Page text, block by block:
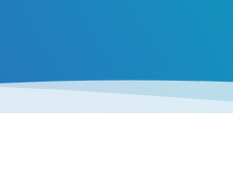
Faculty